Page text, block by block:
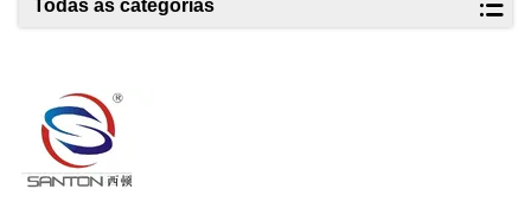
Todas as categorias